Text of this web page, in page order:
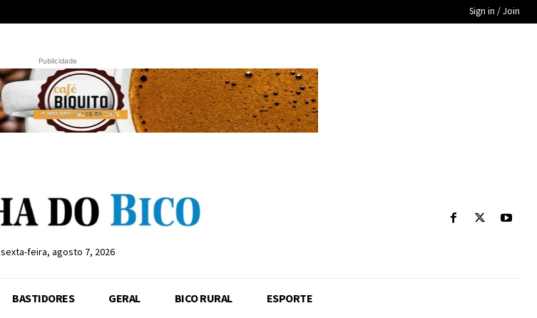
Sign in / Join
Publicidade
sexta-feira, agosto 7, 2026
BASTIDORES GERAL BICO RURAL ESPORTE